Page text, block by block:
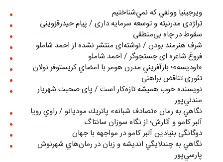
ويرجينيا وولفي كه نمي‌شناختيم
تراژدی مدرنیته و توسعه سرمایه داری / پیام حیدرقزوینی
سقوط در چاه بی‌منطقی
شرف هنرمند بودن / نوشته‌ای منتشر نشده از احمد شاملو
فروغ شاعره ای جستجوگر / احمد شاملو
«اوديسه»؛ بازآفريني مدرن هومر با امضاي كريستوفر نولان
تئوری تناقض براهنی
نويسنده خوب هميشه تازه‌كار است / پای صحبت شهريار
مندني‌پور
نگاهي به رمان «تصادف شبانه» پاتريك موديانو / راوي رويا
آلبر کامو و آثارش؛ از نگاه سوزان سانتاگ
دوگانگی بنیادین آلبر کامو در مواجهه با جهان
نگاهي به چندلايگي انديشه و زبان در رمان‌هاي شهرنوش
پارسي‌پور